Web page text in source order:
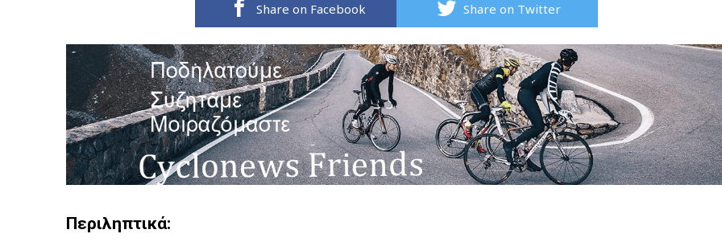
Share on Facebook Share on Twitter
Περιληπτικά: